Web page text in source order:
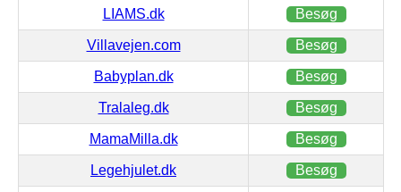
LIAMS.dk Besøg
Villavejen.com Besøg
Babyplan.dk Besøg
Tralaleg.dk Besøg
MamaMilla.dk Besøg
Legehjulet.dk Besøg